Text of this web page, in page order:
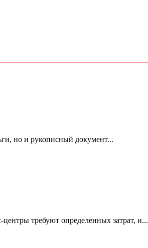
но и рукописный документ...
требуют определенных затрат, и...